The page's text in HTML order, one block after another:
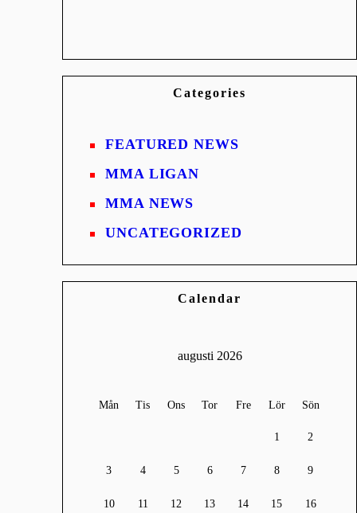
Categories
FEATURED NEWS
MMA LIGAN
MMA NEWS
UNCATEGORIZED
Calendar
augusti 2026
Mån Tis Ons Tor Fre Lör Sön
1 2
3 4 5 6 7 8 9
10 11 12 13 14 15 16